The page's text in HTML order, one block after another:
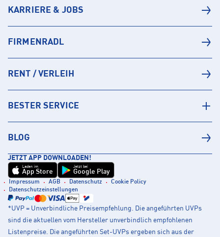
KARRIERE & JOBS
FIRMENRADL
RENT / VERLEIH
BESTER SERVICE
BLOG
JETZT APP DOWNLOADEN!
Laden im
App Store
Jetzt bei
Google Play
Impressum AGB Datenschutz
Cookie Policy
Datenschutzeinstellungen
*UVP = Unverbindliche Preisempfehlung. Die angeführten UVPs
sind die aktuellen vom Hersteller unverbindlich empfohlenen
Listenpreise. Die angeführten Set-UVPs ergeben sich aus der